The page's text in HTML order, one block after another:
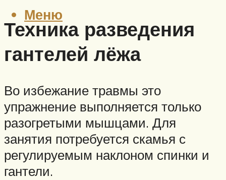
Меню
Техника разведения
гантелей лёжа
Во избежание травмы это
упражнение выполняется только
разогретыми мышцами. Для
занятия потребуется скамья с
регулируемым наклоном спинки и
гантели.